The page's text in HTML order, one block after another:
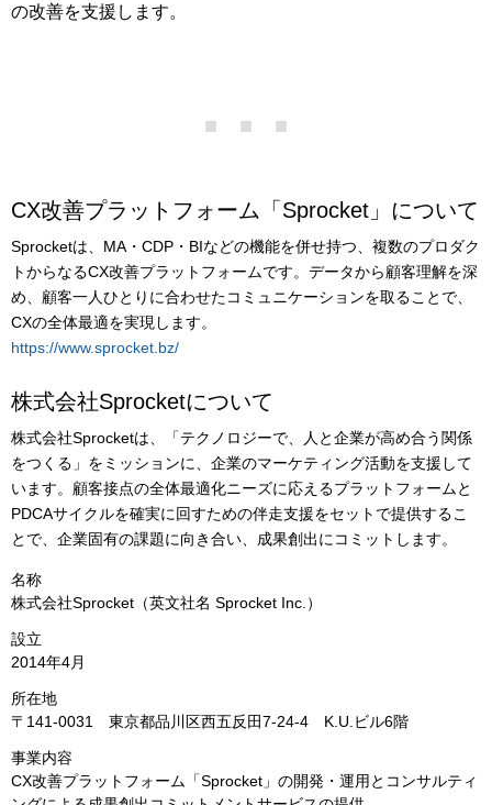
の改善を支援します。
CX改善プラットフォーム「Sprocket」について
Sprocketは、MA・CDP・BIなどの機能を併せ持つ、複数のプロダク
トからなるCX改善プラットフォームです。データから顧客理解を深
め、顧客一人ひとりに合わせたコミュニケーションを取ることで、
CXの全体最適を実現します。
https://www.sprocket.bz/
株式会社Sprocketについて
株式会社Sprocketは、「テクノロジーで、人と企業が高め合う関係
をつくる」をミッションに、企業のマーケティング活動を支援して
います。顧客接点の全体最適化ニーズに応えるプラットフォームと
PDCAサイクルを確実に回すための伴走支援をセットで提供するこ
とで、企業固有の課題に向き合い、成果創出にコミットします。
名称
株式会社Sprocket（英文社名 Sprocket Inc.）
設立
2014年4月
所在地
〒141-0031 東京都品川区西五反田7-24-4 K.U.ビル6階
事業内容
CX改善プラットフォーム「Sprocket」の開発・運用とコンサルティ